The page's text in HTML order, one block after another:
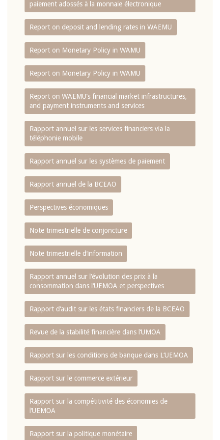
paiement adossés à la monnaie électronique
Report on deposit and lending rates in WAEMU
Report on Monetary Policy in WAMU
Report on Monetary Policy in WAMU
Report on WAEMU’s financial market infrastructures,
and payment instruments and services
Rapport annuel sur les services financiers via la
téléphonie mobile
Rapport annuel sur les systèmes de paiement
Rapport annuel de la BCEAO
Perspectives économiques
Note trimestrielle de conjoncture
Note trimestrielle d‘information
Rapport annuel sur l‘évolution des prix à la
consommation dans l‘UEMOA et perspectives
Rapport d‘audit sur les états financiers de la BCEAO
Revue de la stabilité financière dans l‘UMOA
Rapport sur les conditions de banque dans L‘UEMOA
Rapport sur le commerce extérieur
Rapport sur la compétitivité des économies de
l‘UEMOA
Rapport sur la politique monétaire